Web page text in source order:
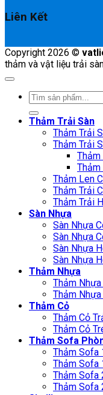
Liên Kết
Copyright 2026 ©
thảm và vật liệu trải
Tìm
kiếm:
Thảm Trải Sàn
Thảm Trải
Thảm Trải
Thảm
Thảm
Thảm Len
Thảm Trải
Thảm Trải
Sàn Nhựa
Sàn Nhựa
Sàn Nhựa
Sàn Nhựa
Sàn Nhựa
Thảm Nhựa
Thảm
Thảm
Thảm Cỏ
Thảm Cỏ
Thảm Cỏ
Thảm Sofa
Thảm Sofa
Thảm Sofa
Thảm Sofa
Thảm Sofa